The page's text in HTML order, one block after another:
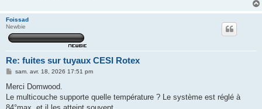
Foissad
Newbie
Re: fuites sur tuyaux CESI Rotex
M
s
a
g
sam. avr. 18, 2026 17:51 pm
Merci Domwood.
Le multicouche supporte quelle température ? Le système est réglé à